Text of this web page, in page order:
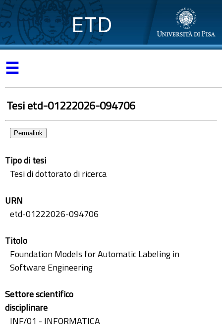
ETD
☰
Tesi etd-01222026-094706
Permalink
Tipo di tesi
Tesi di dottorato di ricerca
URN
etd-01222026-094706
Titolo
Foundation Models for Automatic Labeling in
Software Engineering
Settore scientifico
disciplinare
INF/01 - INFORMATICA